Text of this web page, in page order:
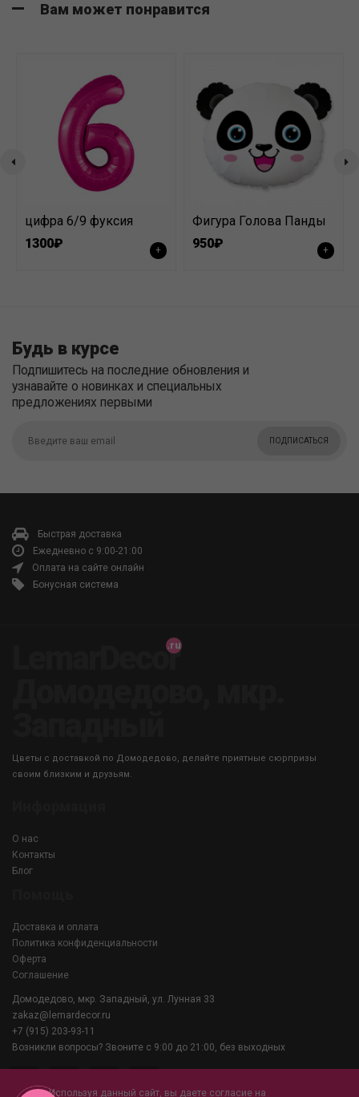
Вам может понравится
цифра 6/9 фуксия
1300₽
+
Фигура Голова Панды
950₽
+
Будь в курсе
Подпишитесь на последние обновления и
узнавайте о новинках и специальных
предложениях первыми
ПОДПИСАТЬСЯ
Быстрая доставка
Ежедневно с 9:00-21:00
Оплата на сайте онлайн
Бонусная система
LemarDecor
Цветы с доставкой по Домодедово, делайте приятные сюрпризы
своим близким и друзьям.
О нас
Контакты
Блог
Доставка и оплата
Политика конфиденциальности
Оферта
Соглашение
Домодедово, мкр. Западный, ул. Лунная 33
zakaz@lemardecor.ru
+7 (915) 203-93-11
Возникли вопросы? Звоните с 9:00 до 21:00, без выходных
Используя данный сайт, вы даете согласие на